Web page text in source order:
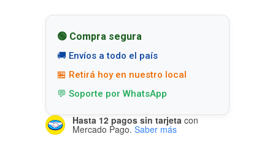
🟢 Compra segura
🚚 Envíos a todo el país
🏪 Retirá hoy en nuestro local
💬 Soporte por WhatsApp
Hasta 12 pagos sin tarjeta con
Mercado Pago. Saber más